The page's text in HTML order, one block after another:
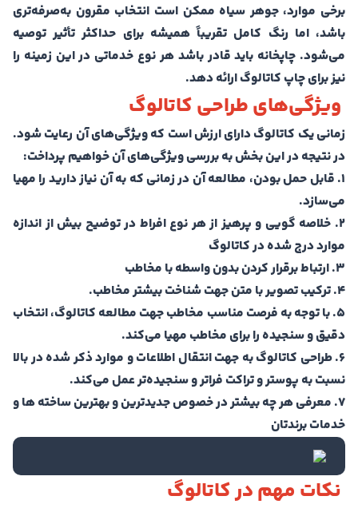
برخی موارد، جوهر سیاه ممکن است انتخاب مقرون‌ به‌صرفه‌تری
باشد، اما رنگ کامل تقریباً همیشه برای حداکثر تأثیر توصیه
می‌شود. چاپخانه باید قادر باشد هر نوع خدماتی در این زمینه را
نیز برای چاپ کاتالوگ ارائه دهد.
ویژگی‌های طراحی كاتالوگ
زمانی یک کاتالوگ دارای ارزش است که ویژگی‌های آن رعایت شود.
در نتیجه در این بخش به بررسی ویژگی‌های آن خواهیم پرداخت:
1. قابل حمل بودن، مطالعه آن در زمانی که به آن نیاز دارید را مهیا
می‌سازد.
2. خلاصه گویی و پرهیز از هر نوع افراط در توضیح بیش از اندازه
موارد درج شده در کاتالوگ
3. ارتباط برقرار کردن بدون واسطه با مخاطب
4. ترکیب تصویر با متن جهت شناخت بیشتر مخاطب.
5. با توجه به فرصت مناسب مخاطب جهت مطالعه کاتالوگ، انتخاب
دقیق و سنجیده را برای مخاطب مهیا می‌کند.
6. طراحی کاتالوگ به جهت انتقال اطلاعات و موارد ذکر شده در بالا
نسبت به پوستر و تراکت فراتر و سنجیده‌تر عمل می‌کند.
7. معرفی هر چه بیشتر در خصوص جدیدترین و بهترین ساخته ها و
خدمات برندتان
نکات مهم در کاتالوگ